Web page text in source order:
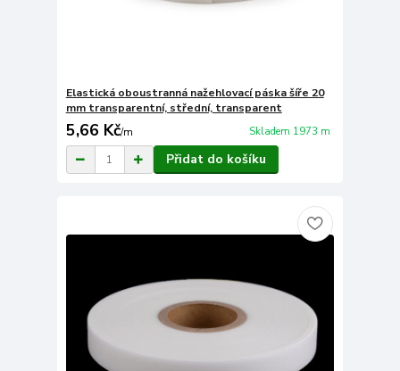
Elastická oboustranná nažehlovací páska šíře 20
mm transparentní, střední, transparent
5,66 Kč/m Skladem 1973 m
Přidat do košíku